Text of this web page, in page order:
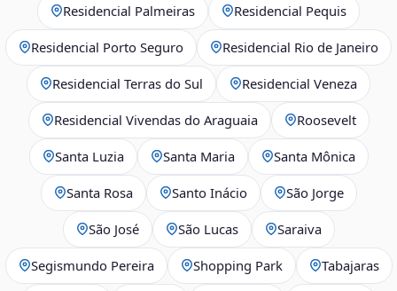
Residencial Palmeiras Residencial Pequis
Residencial Porto Seguro Residencial Rio de Janeiro
Residencial Terras do Sul Residencial Veneza
Residencial Vivendas do Araguaia Roosevelt
Santa Luzia Santa Maria Santa Mônica
Santa Rosa Santo Inácio São Jorge
São José São Lucas Saraiva
Segismundo Pereira Shopping Park Tabajaras